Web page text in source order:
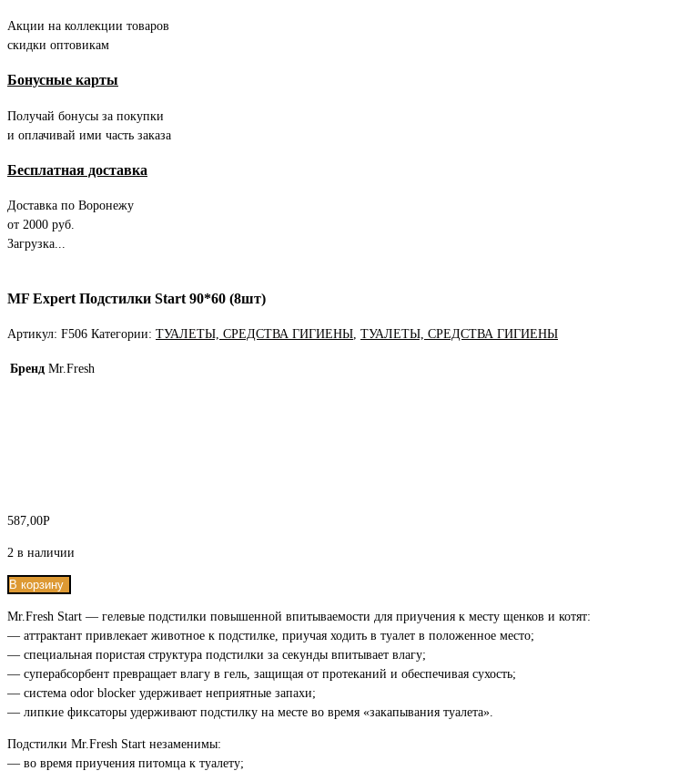
Акции на коллекции товаров
скидки оптовикам
Бонусные карты
Получай бонусы за покупки
и оплачивай ими часть заказа
Бесплатная доставка
Доставка по Воронежу
от 2000 руб.
Загрузка...
MF Expert Подстилки Start 90*60 (8шт)
Артикул: F506 Категории: ТУАЛЕТЫ, СРЕДСТВА ГИГИЕНЫ, ТУАЛЕТЫ, СРЕДСТВА ГИГИЕНЫ
Бренд Mr.Fresh
587,00Р
2 в наличии
В корзину
Mr.Fresh Start — гелевые подстилки повышенной впитываемости для приучения к месту щенков и котят:
— аттрактант привлекает животное к подстилке, приучая ходить в туалет в положенное место;
— специальная пористая структура подстилки за секунды впитывает влагу;
— суперабсорбент превращает влагу в гель, защищая от протеканий и обеспечивая сухость;
— система odor blocker удерживает неприятные запахи;
— липкие фиксаторы удерживают подстилку на месте во время «закапывания туалета».
Подстилки Mr.Fresh Start незаменимы:
— во время приучения питомца к туалету;